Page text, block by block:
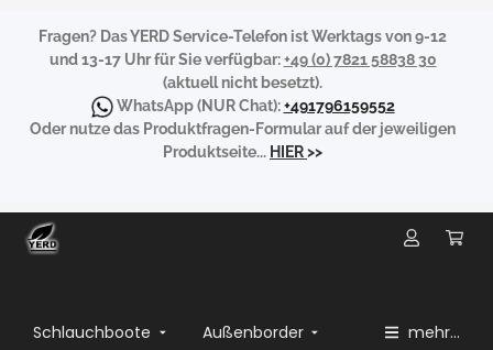
Fragen? Das YERD Service-Telefon ist Werktags von 9-12
und 13-17 Uhr für Sie verfügbar:+49 (0) 7821 58838 30
(aktuell nicht besetzt).
WhatsApp(NUR Chat):+491796159552
Oder nutze das Produktfragen-Formular auf der jeweiligen
Produktseite... HIER>>
Schlauchboote Außenborder mehr...